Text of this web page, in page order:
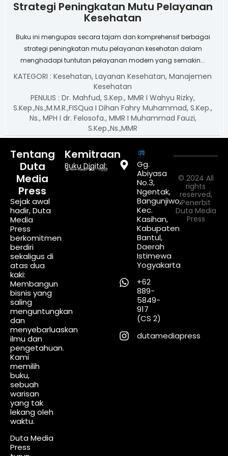
Strategi Peningkatan Mutu Pelayanan
Kesehatan
Buku ini mengupas secara tajam dan komprehensif berbagai
strategi peningkatan mutu pelayanan kesehatan dalam
menghadapi tuntutan pelayanan modern yang semakin...
KATEGORI : Kesehatan, Layanan Kesehatan, Manajemen
Kesehatan
PENULIS : Dr. Mahfud, S.Kep., MMR I Wahyu Rizky,
S.Kep.,Ns.,M.M.R.,FISQua I Dihan Fahry Muhammad, S.Kep.,
Ns., MPH I dr. Felosofa., MMR I Muhammad Fauzi,
S.Kep.,Ns.,MMR
Tentang
Duta
Media
Press
Sejak awal
hadir, Duta
Media
Press
berkomitmen
berdiri
sekaligus di
atas dua
kaki:
Membangun
bisnis yang
saling
menguntungkan
dan
menyebarluaskan
ilmu dan
pengetahuan.
Kami
memilih
buku,
sebuah
warisan
yang tak
lekang oleh
waktu.
Duta Media
Press
Kemitraan
Buku Digital:
Gg.
Abiyasa
No.3,
Ngentak,
Bangunjiwo,
Kec.
Kasihan,
Kabupaten
Bantul,
Daerah
Istimewa
Yogyakarta
+62
889-
5849-
917
(CS 2)
dutamediapress
© 2024 All
rights
reserved,
Penerbit
Duta Media
Press